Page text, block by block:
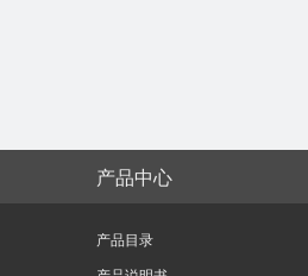
产品中心
产品目录